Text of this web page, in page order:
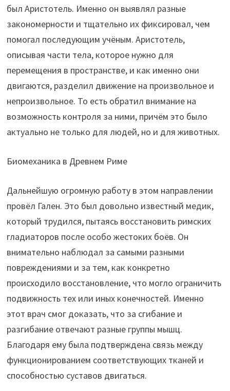
был Аристотель. Именно он выявлял разные
закономерности и тщательно их фиксировал, чем
помогал последующим учёным. Аристотель,
описывая части тела, которое нужно для
перемещения в пространстве, и как именно они
двигаются, разделил движение на произвольное и
непроизвольное. То есть обратил внимание на
возможность контроля за ними, причём это было
актуально не только для людей, но и для животных.
Биомеханика в Древнем Риме
Дальнейшую огромную работу в этом направлении
провёл Гален. Это был довольно известный медик,
который трудился, пытаясь восстановить римских
гладиаторов после особо жестоких боёв. Он
внимательно наблюдал за самыми разными
повреждениями и за тем, как конкретно
происходило восстановление, что могло ограничить
подвижность тех или иных конечностей. Именно
этот врач смог доказать, что за сгибание и
разгибание отвечают разные группы мышц.
Благодаря ему была подтверждена связь между
функционированием соответствующих тканей и
способностью суставов двигаться.